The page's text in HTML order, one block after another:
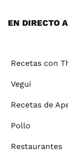
EN DIRECTO
Recetas con
Vegui
Recetas de
Pollo
Restaurantes